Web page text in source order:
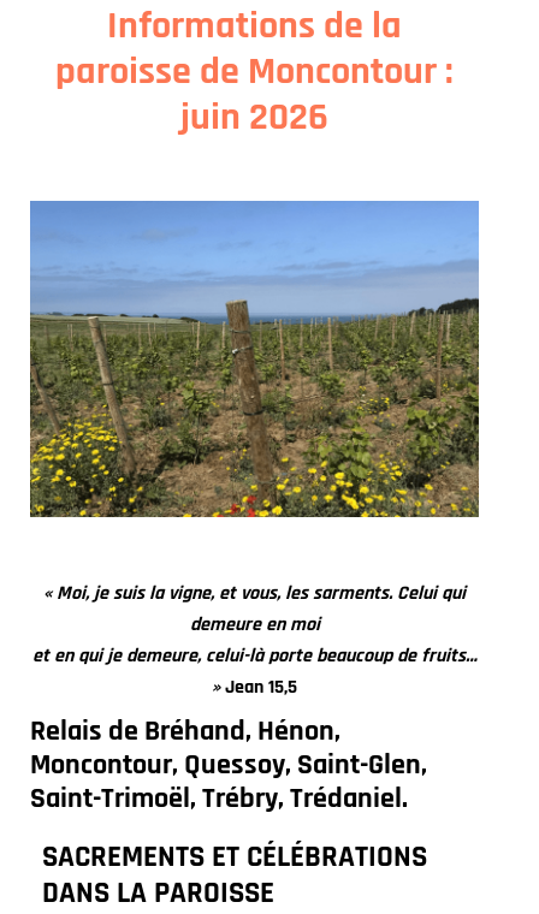
Informations de la
paroisse de Moncontour :
juin 2026
« Moi, je suis la vigne, et vous, les sarments. Celui qui
demeure en moi
et en qui je demeure, celui-là porte beaucoup de fruits…
»Jean 15,5
Relais de Bréhand, Hénon,
Moncontour, Quessoy, Saint-Glen,
Saint-Trimoël, Trébry, Trédaniel.
SACREMENTS ET CÉLÉBRATIONS
DANS LA PAROISSE